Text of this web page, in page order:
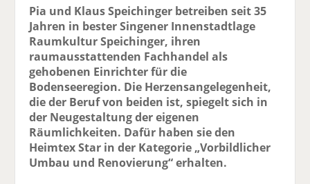
Pia und Klaus Speichinger betreiben seit 35
Jahren in bester Singener Innenstadtlage
Raumkultur Speichinger, ihren
raumausstattenden Fachhandel als
gehobenen Einrichter für die
Bodenseeregion. Die Herzens­angelegenheit,
die der Beruf von beiden ist, spiegelt sich in
der Neugestaltung der eigenen
Räumlichkeiten. Dafür haben sie den
Heimtex Star in der Kategorie „Vorbildlicher
Umbau und Renovierung“ erhalten.